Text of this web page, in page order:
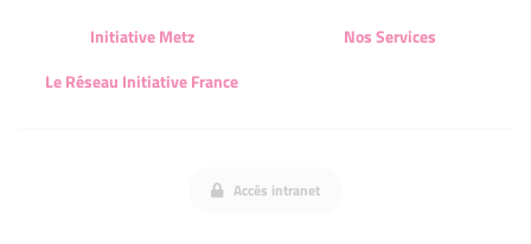
Initiative Metz
Nos Services
Le Réseau Initiative France
Accès intranet